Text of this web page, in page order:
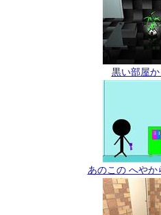
黒い部屋
あのこの へやか